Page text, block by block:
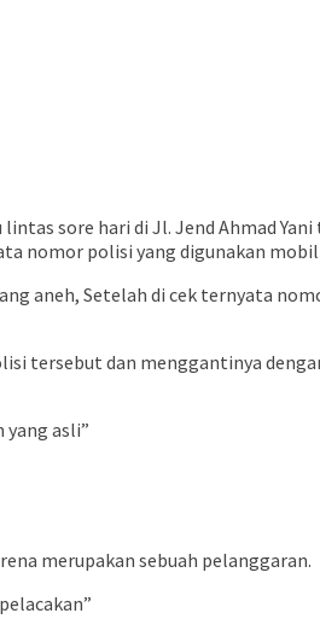
sore hari di Jl. Jend Ahmad Yani
nomor polisi yang digunakan
aneh, Setelah di cek ternyata
tersebut dan menggantinya
asli”
merupakan sebuah pelanggaran.